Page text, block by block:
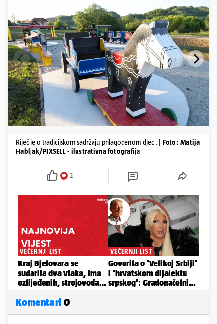
Riječ je o tradicijskom sadržaju prilagođenom djeci.
| Foto: Matija
Habljak/PIXSELL - ilustrativna fotografija
2
Komentari 0